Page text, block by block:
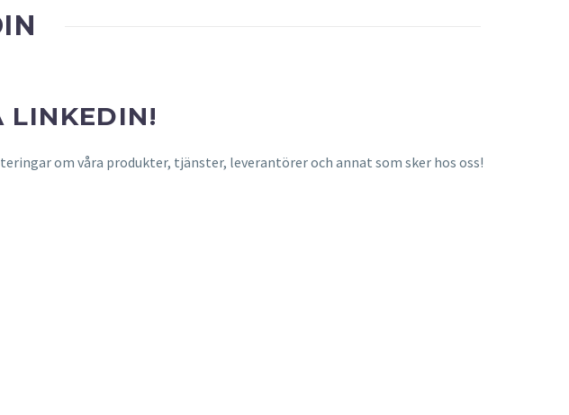
LINKEDIN!
om våra produkter, tjänster, leverantörer och annat som sker hos oss!